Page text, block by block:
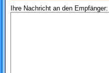
Ihre Nachricht an den Empfänger: